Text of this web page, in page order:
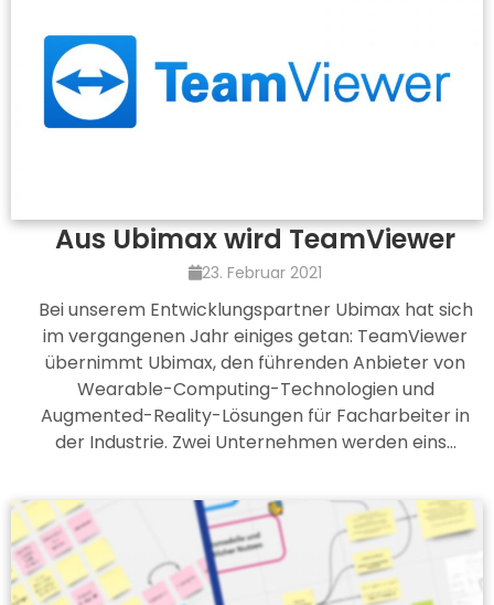
Aus Ubimax wird TeamViewer
23. Februar 2021
Bei unserem Entwicklungspartner Ubimax hat sich
im vergangenen Jahr einiges getan: TeamViewer
übernimmt Ubimax, den führenden Anbieter von
Wearable-Computing-Technologien und
Augmented-Reality-Lösungen für Facharbeiter in
der Industrie. Zwei Unternehmen werden eins…